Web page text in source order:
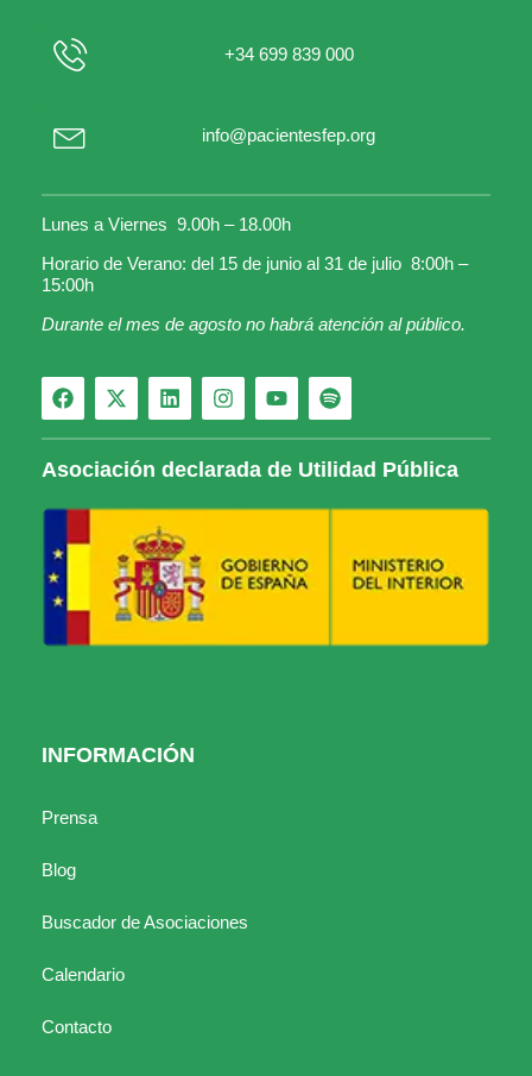
+34 699 839 000
info@pacientesfep.org
Lunes a Viernes 9.00h – 18.00h
Horario de Verano: del 15 de junio al 31 de julio 8:00h –
15:00h
Durante el mes de agosto no habrá atención al público.
Asociación declarada de Utilidad Pública
INFORMACIÓN
Prensa
Blog
Buscador de Asociaciones
Calendario
Contacto